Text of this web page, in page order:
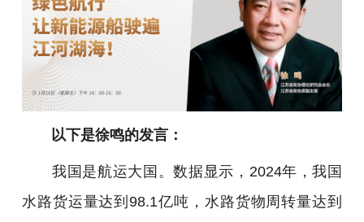
以下是徐鸣的发言：
我国是航运大国。数据显示，2024年，我国
水路货运量达到98.1亿吨，水路货物周转量达到